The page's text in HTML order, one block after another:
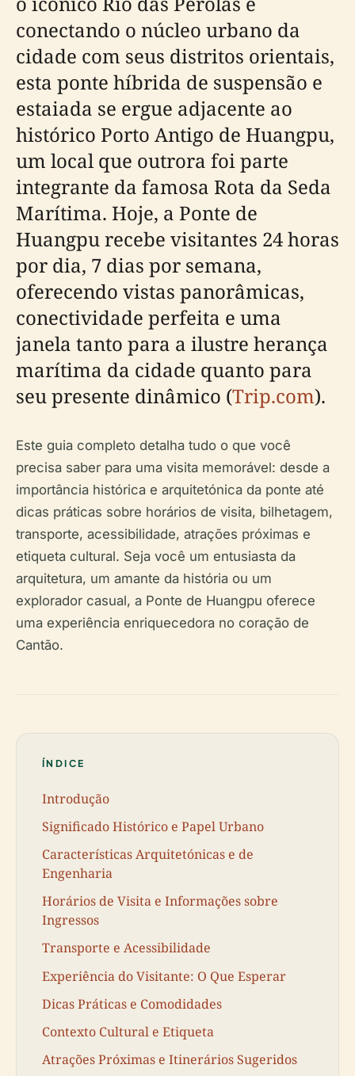
conectando o núcleo urbano da
cidade com seus distritos orientais,
esta ponte híbrida de suspensão e
estaiada se ergue adjacente ao
histórico Porto Antigo de Huangpu,
um local que outrora foi parte
integrante da famosa Rota da Seda
Marítima. Hoje, a Ponte de
Huangpu recebe visitantes 24 horas
por dia, 7 dias por semana,
oferecendo vistas panorâmicas,
conectividade perfeita e uma
janela tanto para a ilustre herança
marítima da cidade quanto para
seu presente dinâmico (Trip.com).
Este guia completo detalha tudo o que você
precisa saber para uma visita memorável: desde a
importância histórica e arquitetónica da ponte até
dicas práticas sobre horários de visita, bilhetagem,
transporte, acessibilidade, atrações próximas e
etiqueta cultural. Seja você um entusiasta da
arquitetura, um amante da história ou um
explorador casual, a Ponte de Huangpu oferece
uma experiência enriquecedora no coração de
Cantão.
ÍNDICE
Introdução
Significado Histórico e Papel Urbano
Características Arquitetónicas e de
Engenharia
Horários de Visita e Informações sobre
Ingressos
Transporte e Acessibilidade
Experiência do Visitante: O Que Esperar
Dicas Práticas e Comodidades
Contexto Cultural e Etiqueta
Atrações Próximas e Itinerários Sugeridos